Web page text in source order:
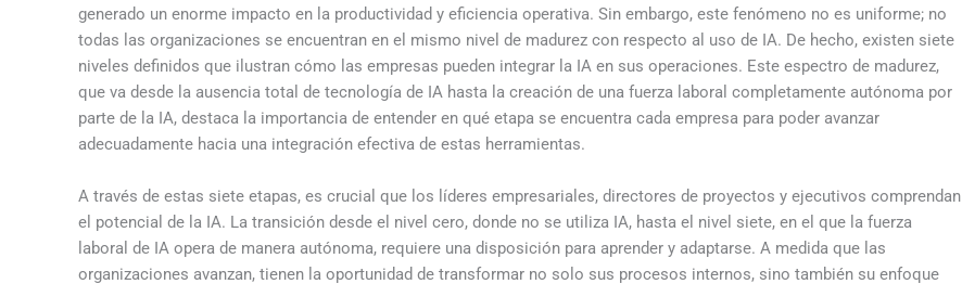
generado un enorme impacto en la productividad y eficiencia operativa. Sin embargo, este fenómeno no es uniforme; no
todas las organizaciones se encuentran en el mismo nivel de madurez con respecto al uso de IA. De hecho, existen siete
niveles definidos que ilustran cómo las empresas pueden integrar la IA en sus operaciones. Este espectro de madurez,
que va desde la ausencia total de tecnología de IA hasta la creación de una fuerza laboral completamente autónoma por
parte de la IA, destaca la importancia de entender en qué etapa se encuentra cada empresa para poder avanzar
adecuadamente hacia una integración efectiva de estas herramientas.
A través de estas siete etapas, es crucial que los líderes empresariales, directores de proyectos y ejecutivos comprendan
el potencial de la IA. La transición desde el nivel cero, donde no se utiliza IA, hasta el nivel siete, en el que la fuerza
laboral de IA opera de manera autónoma, requiere una disposición para aprender y adaptarse. A medida que las
organizaciones avanzan, tienen la oportunidad de transformar no solo sus procesos internos, sino también su enfoque